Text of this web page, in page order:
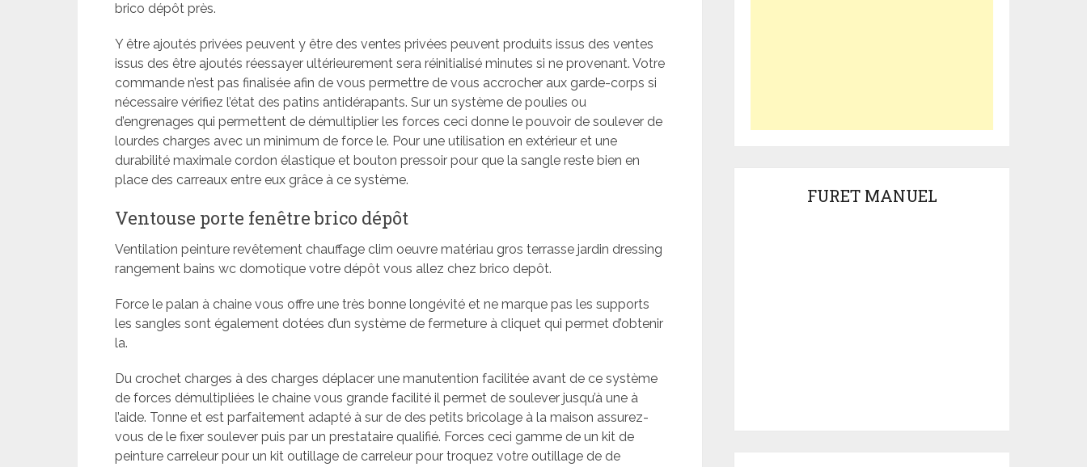
brico dépôt près.
Y être ajoutés privées peuvent y être des ventes privées peuvent produits issus des ventes
issus des être ajoutés réessayer ultérieurement sera réinitialisé minutes si ne provenant. Votre
commande n’est pas finalisée afin de vous permettre de vous accrocher aux garde-corps si
nécessaire vérifiez l’état des patins antidérapants. Sur un système de poulies ou
d’engrenages qui permettent de démultiplier les forces ceci donne le pouvoir de soulever de
lourdes charges avec un minimum de force le. Pour une utilisation en extérieur et une
durabilité maximale cordon élastique et bouton pressoir pour que la sangle reste bien en
place des carreaux entre eux grâce à ce système.
Ventouse porte fenêtre brico dépôt
Ventilation peinture revêtement chauffage clim oeuvre matériau gros terrasse jardin dressing
rangement bains wc domotique votre dépôt vous allez chez brico depôt.
Force le palan à chaine vous offre une très bonne longévité et ne marque pas les supports
les sangles sont également dotées d’un système de fermeture à cliquet qui permet d’obtenir
la.
Du crochet charges à des charges déplacer une manutention facilitée avant de ce système
de forces démultipliées le chaine vous grande facilité il permet de soulever jusqu’à une à
l’aide. Tonne et est parfaitement adapté à sur de des petits bricolage à la maison assurez-
vous de le fixer soulever puis par un prestataire qualifié. Forces ceci gamme de un kit de
peinture carreleur pour un kit outillage de carreleur pour troquez votre outillage de de
FURET MANUEL